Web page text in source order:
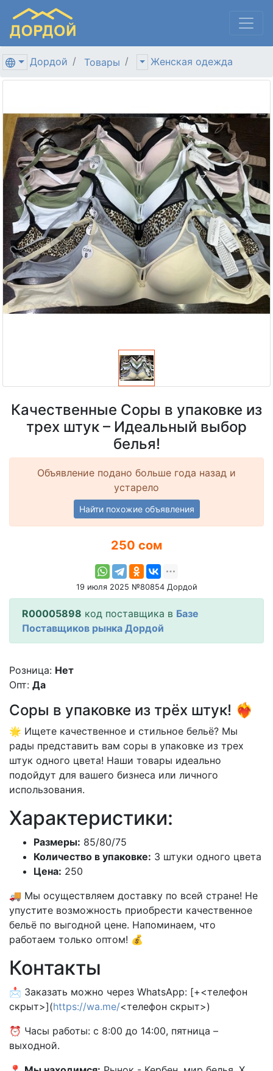
Дордой Товары Женская одежда
Качественные Соры в упаковке из
трех штук – Идеальный выбор
белья!
Объявление подано больше года назад и
устарело
Найти похожие объявления
250 сом
19 июля 2025 №80854 Дордой
R00005898 код поставщика в Базе
Поставщиков рынка Дордой
Розница: Нет
Опт: Да
Соры в упаковке из трёх штук! ❤️‍🔥
🌟 Ищете качественное и стильное бельё? Мы
рады представить вам соры в упаковке из трех
штук одного цвета! Наши товары идеально
подойдут для вашего бизнеса или личного
использования.
Характеристики:
Размеры: 85/80/75
Количество в упаковке: 3 штуки одного цвета
Цена: 250
🚚 Мы осуществляем доставку по всей стране! Не
упустите возможность приобрести качественное
бельё по выгодной цене. Напоминаем, что
работаем только оптом! 💰
Контакты
📩 Заказать можно через WhatsApp: [+<телефон
скрыт>](https://wa.me/<телефон скрыт>)
⏰ Часы работы: с 8:00 до 14:00, пятница –
выходной.